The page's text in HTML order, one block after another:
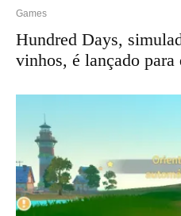
Games
Hundred Days,
vinhos, é lançado